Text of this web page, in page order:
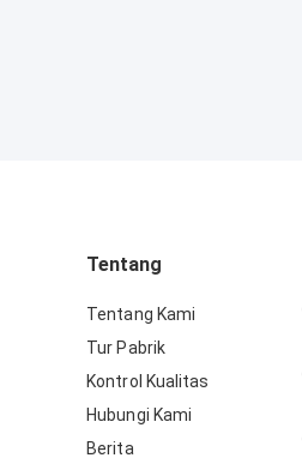
Tentang
Tentang Kami
Tur Pabrik
Kontrol Kualitas
Hubungi Kami
Berita